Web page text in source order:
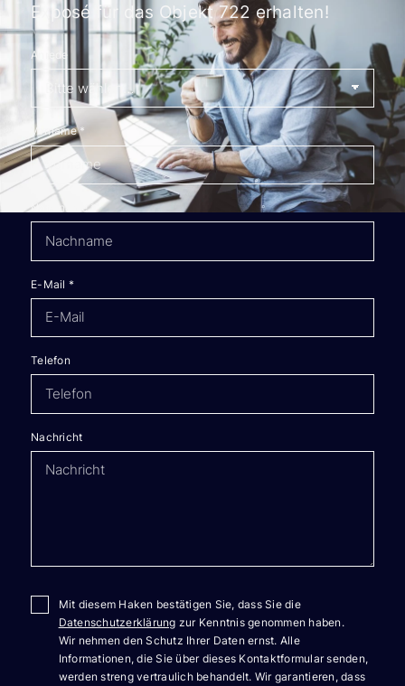
Exposé für das Objekt 722 erhalten!
Anrede
Vorname*
Nachname*
E-Mail *
Telefon
Nachricht
Mit diesem Haken bestätigen Sie, dass Sie die
Datenschutzerklärung zur Kenntnis genommen haben.
Wir nehmen den Schutz Ihrer Daten ernst. Alle
Informationen, die Sie über dieses Kontaktformular senden,
werden streng vertraulich behandelt. Wir garantieren, dass